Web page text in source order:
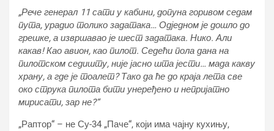
„Рече генерал 11 сати у кабини, допуна горивом седам
пута, урадио толико задатака… Одједном је дошло до
грешке, а извршавао је шест задатака. Нико. Али
какав! Као авион, као пилот. Седећи пола дана на
пилотском седишту, није јасно шта јести… мада какву
храну, а где је тоалет? Тако да ће до краја лета све
око струка пилота бити унеређено и непријатно
мирисати, зар не?“
„Раптор“ – не Су-34 „Паче“, који има чајну кухињу,